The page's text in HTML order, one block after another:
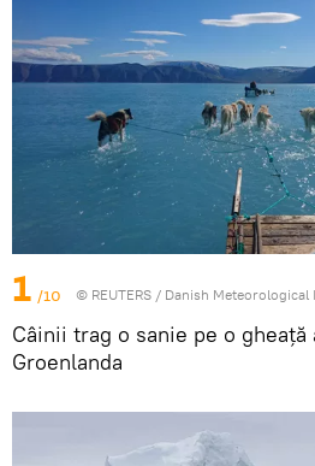
1 /10 © REUTERS / Danish
Câinii trag o sanie pe o gheață
Groenlanda